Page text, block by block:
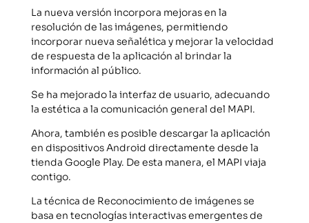
La nueva versión incorpora mejoras en la
resolución de las imágenes, permitiendo
incorporar nueva señalética y mejorar la velocidad
de respuesta de la aplicación al brindar la
información al público.
Se ha mejorado la interfaz de usuario, adecuando
la estética a la comunicación general del MAPI.
Ahora, también es posible descargar la aplicación
en dispositivos Android directamente desde la
tienda Google Play. De esta manera, el MAPI viaja
contigo.
La técnica de Reconocimiento de imágenes se
basa en tecnologías interactivas emergentes de